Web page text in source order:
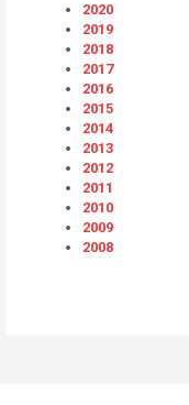
2020
2019
2018
2017
2016
2015
2014
2013
2012
2011
2010
2009
2008